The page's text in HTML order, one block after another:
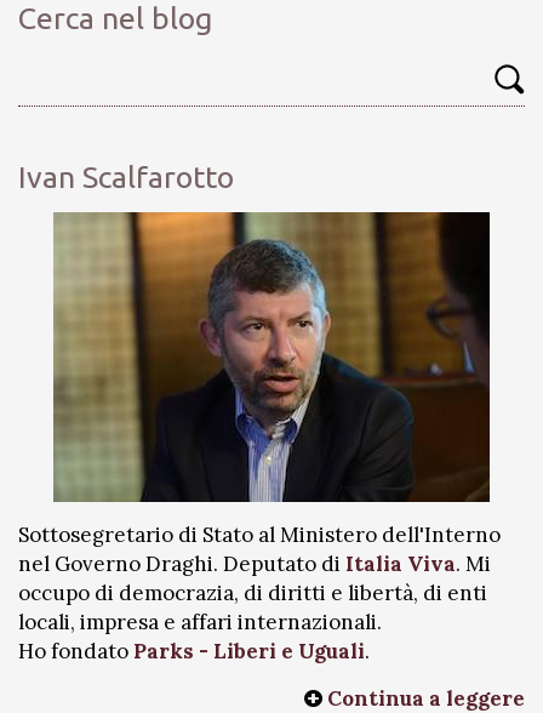
Cerca nel blog
Ivan Scalfarotto
Sottosegretario di Stato al Ministero dell'Interno
nel Governo Draghi. Deputato di Italia Viva. Mi
occupo di democrazia, di diritti e libertà, di enti
locali, impresa e affari internazionali.
Ho fondato Parks - Liberi e Uguali.
Continua a leggere